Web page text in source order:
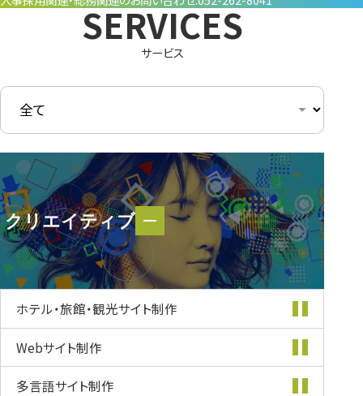
サービス
クリエイティブ
クリエイティブ
ホテル・旅館・観光サイト制作
Webサイト制作
多言語サイト制作